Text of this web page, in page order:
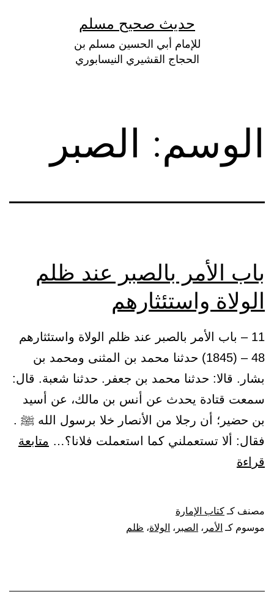
حديث صحيح مسلم
للإمام أبي الحسين مسلم بن
الحجاج القشيري النيسابوري
الوسم: الصبر
باب الأمر بالصبر عند ظلم
الولاة واستئثارهم
11 – باب الأمر بالصبر عند ظلم الولاة واستئثارهم
48 – (1845) حدثنا محمد بن المثنى ومحمد بن
بشار. قالا: حدثنا محمد بن جعفر. حدثنا شعبة. قال:
سمعت قتادة يحدث عن أنس بن مالك، عن أسيد
بن حضير؛ أن رجلا من الأنصار خلا برسول الله ﷺ .
فقال: ألا تستعملني كما استعملت فلانا؟… متابعة
قراءة
بالصبر
عند
مصنف كـكتاب الإمارة
موسوم كـ الأمر ، الصبر ، الولاة، ظلم